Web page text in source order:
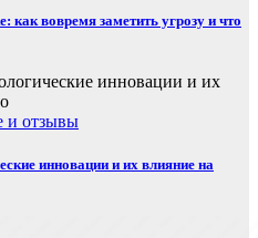
как вовремя заметить угрозу и что
и отзывы
инновации и их влияние на